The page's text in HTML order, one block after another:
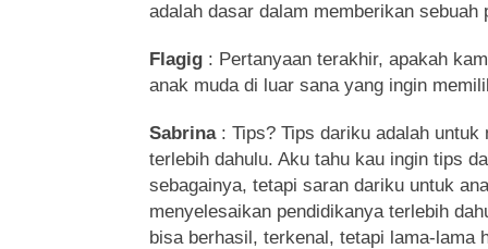
adalah dasar dalam memberikan sebuah
Flagig : Pertanyaan terakhir, apakah
anak muda di luar sana yang ingin
Sabrina : Tips? Tips dariku adalah
terlebih dahulu. Aku tahu kau ingin tips
sebagainya, tetapi saran dariku untuk
menyelesaikan pendidikanya terlebih
bisa berhasil, terkenal, tetapi lama-lama